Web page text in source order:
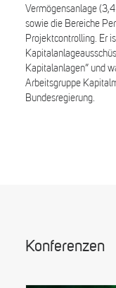
Vermögensanlage
sowie die Bereiche
Projektcontrolling. Er
Kapitalanlagen“ und
Arbeitsgruppe
Bundesregierung.
Konferenzen